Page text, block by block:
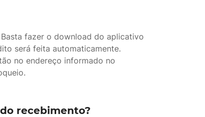
fazer o download do aplicativo
será feita automaticamente.
no endereço informado no
recebimento?